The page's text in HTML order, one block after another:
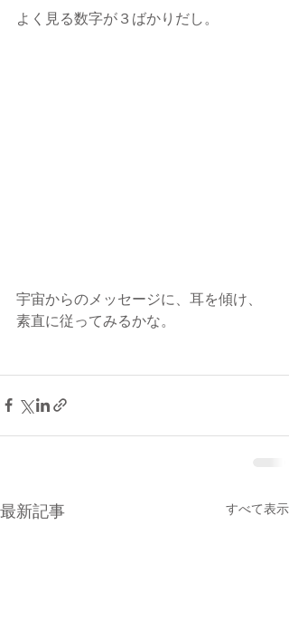
よく見る数字が３ばかりだし。
宇宙からのメッセージに、耳を傾け、
素直に従ってみるかな。
最新記事 すべて表示